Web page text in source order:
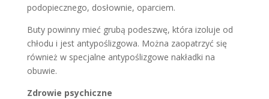
podopiecznego, dosłownie, oparciem.
Buty powinny mieć grubą podeszwę, która izoluje od
chłodu i jest antypoślizgowa. Można zaopatrzyć się
również w specjalne antypoślizgowe nakładki na
obuwie.
Zdrowie psychiczne